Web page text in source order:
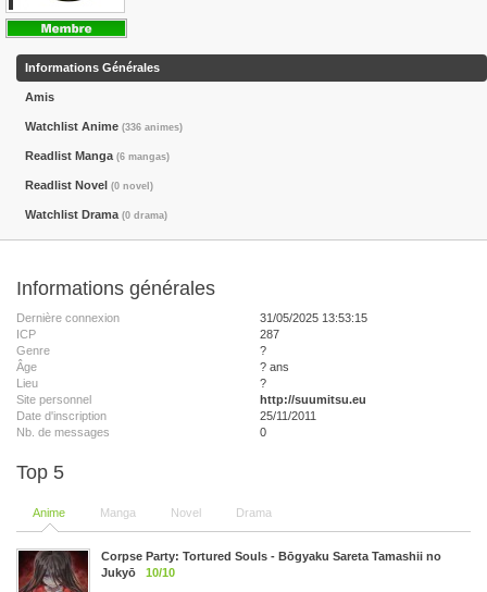
Informations Générales
Amis
Watchlist Anime (336 animes)
Readlist Manga (6 mangas)
Readlist Novel (0 novel)
Watchlist Drama (0 drama)
Informations générales
Dernière connexion
31/05/2025 13:53:15
ICP
287
Genre
?
Âge
? ans
Lieu
?
Site personnel
http://suumitsu.eu
Date d'inscription
25/11/2011
Nb. de messages
0
Top 5
Anime Manga Novel Drama
Corpse Party: Tortured Souls - Bōgyaku Sareta Tamashii no
Jukyō 10/10